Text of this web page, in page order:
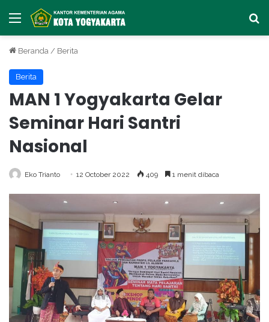
Menu
Beranda / Berita
Berita
MAN 1 Yogyakarta Gelar
Seminar Hari Santri
Nasional
Eko Trianto 12 October 2022 409 1 menit dibaca